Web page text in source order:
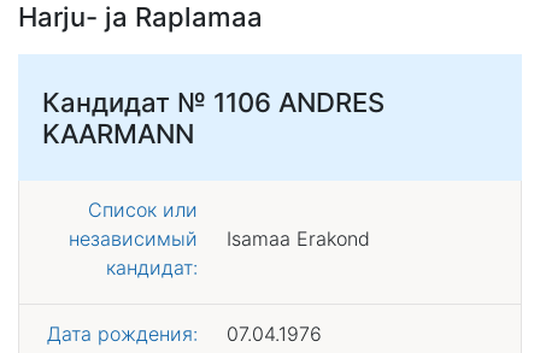
Harju- ja Raplamaa
Кандидат № 1106 ANDRES
KAARMANN
Список или
независимый
кандидат:
Isamaa Erakond
Дата рождения: 07.04.1976